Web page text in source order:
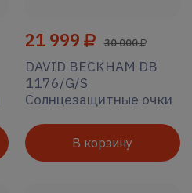
21 999 30 000
DAVID BECKHAM DB
1176/G/S
Солнцезащитные очки
В корзину